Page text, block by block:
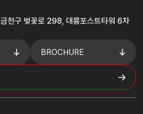
천구 벚꽃로 298, 대륭포스트타워 6차
BROCHURE